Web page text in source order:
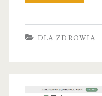
DLA ZDROWIA